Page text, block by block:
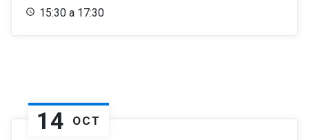
15:30 a 17:30
14 OCT